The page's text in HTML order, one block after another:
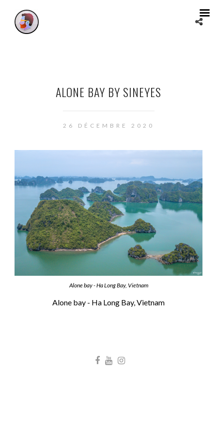
ALONE BAY BY SINEYES
26 DÉCEMBRE 2020
Alone bay - Ha Long Bay, Vietnam
Alone bay - Ha Long Bay, Vietnam